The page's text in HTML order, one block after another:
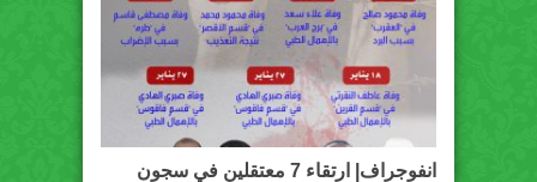
انفوجراف| ارتقاء 7 معتقلين في سجون